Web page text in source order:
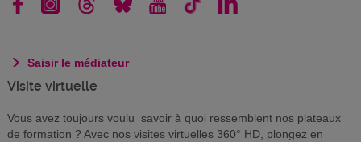
Saisir le médiateur
Visite virtuelle
Vous avez toujours voulu savoir à quoi ressemblent nos plateaux
de formation ? Avec nos visites virtuelles 360° HD, plongez en